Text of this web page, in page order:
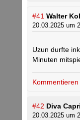
#41 Walter
20.03.2025 um
Uzun durfte
Minuten
Kommentieren
#42 Diva
20.03.2025 um